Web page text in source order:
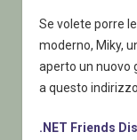
Se volete porre
moderno, Miky,
aperto un nuovo
a questo
.NET Friends